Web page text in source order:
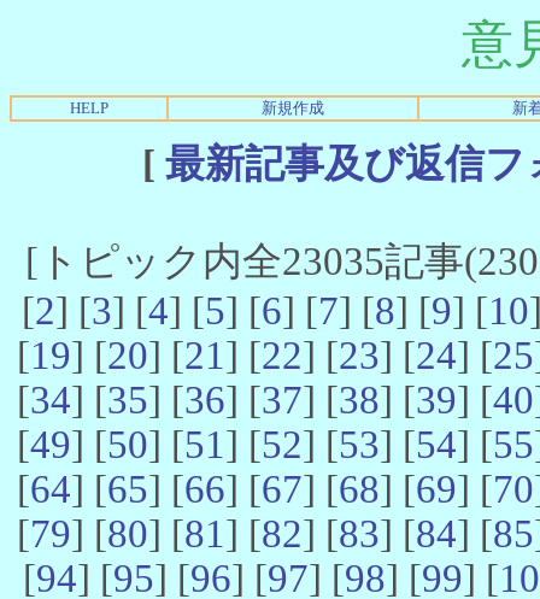
意
HELP 新規作成 新
[ 最新記事及び返信
[トピック内全23035記事
[2] [3] [4] [5] [6] [7] [8] [9] [10
[19] [20] [21] [22] [23] [24] [25
[34] [35] [36] [37] [38] [39] [40
[49] [50] [51] [52] [53] [54] [55
[64] [65] [66] [67] [68] [69] [70
[79] [80] [81] [82] [83] [84] [85
[94] [95] [96] [97] [98] [99] [